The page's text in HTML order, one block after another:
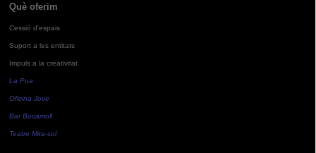
Què oferim
Cessió d'espais
Suport a les entitats
Impuls a la creativitat
La Pua
Oficina Jove
Bar Bocamoll
Teatre Mira-sol